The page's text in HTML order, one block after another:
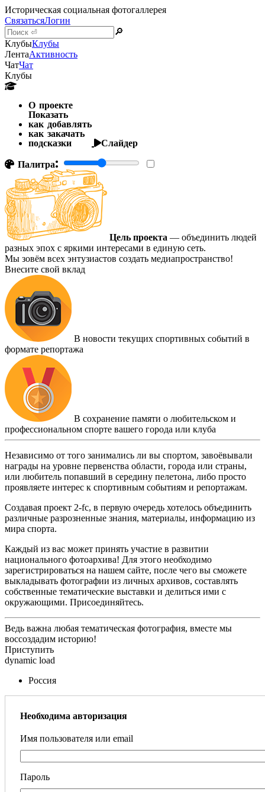
Историческая социальная фотогаллерея
СвязатьсяЛогин
🔎
КлубыКлубы
ЛентаАктивность
ЧатЧат
Клубы
О проекте
Показать
как добавлять
как закачать
подсказки
Слайдер
Палитра:
Цель проекта — объединить людей
разных эпох с яркими интересами в единую сеть.
Мы зовём всех энтузиастов создать медиапространство!
Внесите свой вклад
В новости текущих спортивных событий в
формате репортажа
В сохранение памяти о любительском и
профессиональном спорте вашего города или клуба
Независимо от того занимались ли вы спортом, завоёвывали
награды на уровне первенства области, города или страны,
или любитель попавший в середину пелетона, либо просто
проявляете интерес к спортивным событиям и репортажам.
Создавая проект 2-fc, в первую очередь хотелось объединить
различные разрозненные знания, материалы, информацию из
мира спорта.
Каждый из вас может принять участие в развитии
национального фотоархива! Для этого необходимо
зарегистрироваться на нашем сайте, после чего вы сможете
выкладывать фотографии из личных архивов, составлять
собственные тематические выставки и делиться ими с
окружающими. Присоединяйтесь.
Ведь важна любая тематическая фотография, вместе мы
воссоздадим историю!
Приступить
dynamic load
Россия
Необходима авторизация
Имя пользователя или email
Пароль